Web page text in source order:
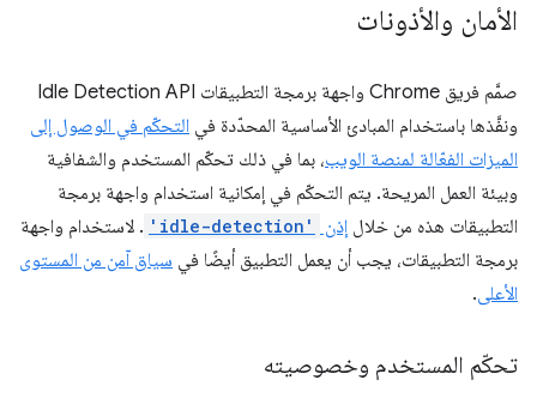
الأمان والأذونات
صمَّم فريق Chrome واجهة برمجة التطبيقات Idle Detection API
ونفَّذها باستخدام المبادئ الأساسية المحدّدة في التحكّم في الوصول إلى
الميزات الفعّالة لمنصة الويب، بما في ذلك تحكّم المستخدم والشفافية
وبيئة العمل المريحة. يتم التحكّم في إمكانية استخدام واجهة برمجة
التطبيقات هذه من خلال إذن 'idle-detection' . لاستخدام واجهة
برمجة التطبيقات، يجب أن يعمل التطبيق أيضًا في سياق آمن من المستوى
الأعلى.
تحكّم المستخدم وخصوصيته